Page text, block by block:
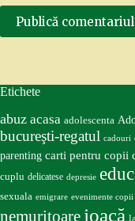
Publică comentariul
Etichete
abuz acasa adolescenta
bucureşti-regatul cadouri
parenting carti pentru copii
cuplu delicatese depresie
sexuala emigrare evenimente copii
nemuritoare joacă